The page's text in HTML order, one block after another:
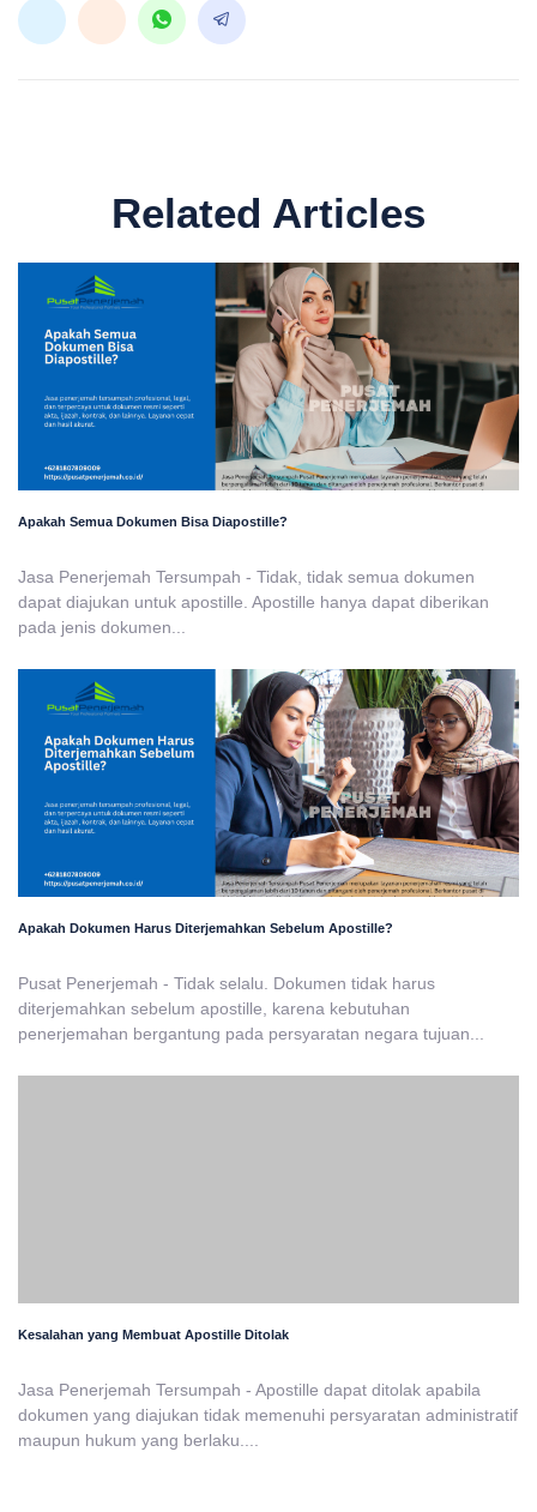
Related Articles
Apakah Semua Dokumen Bisa Diapostille?
Jasa Penerjemah Tersumpah - Tidak, tidak semua dokumen
dapat diajukan untuk apostille. Apostille hanya dapat diberikan
pada jenis dokumen...
Apakah Dokumen Harus Diterjemahkan Sebelum Apostille?
Pusat Penerjemah - Tidak selalu. Dokumen tidak harus
diterjemahkan sebelum apostille, karena kebutuhan
penerjemahan bergantung pada persyaratan negara tujuan...
Kesalahan yang Membuat Apostille Ditolak
Jasa Penerjemah Tersumpah - Apostille dapat ditolak apabila
dokumen yang diajukan tidak memenuhi persyaratan administratif
maupun hukum yang berlaku....